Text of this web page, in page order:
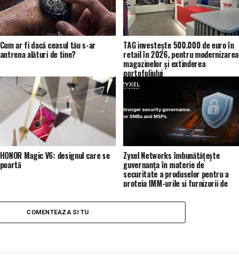
Cum ar fi dacă ceasul tău s-ar
antrena alături de tine?
TAG investește 500.000 de euro în
retail în 2026, pentru modernizarea
magazinelor și extinderea
portofoliului
HONOR Magic V6: designul care se
poartă
Zyxel Networks îmbunătățește
guvernanța în materie de
securitate a produselor pentru a
proteja IMM-urile și furnizorii de
COMENTEAZA SI TU